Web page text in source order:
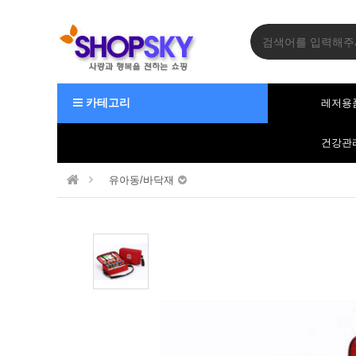
카테고리 레저용
건강관
유아동/바닥재